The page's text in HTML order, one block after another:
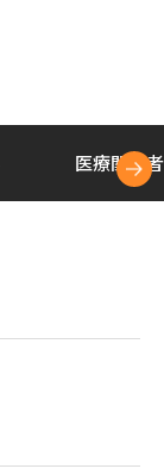
医療関係